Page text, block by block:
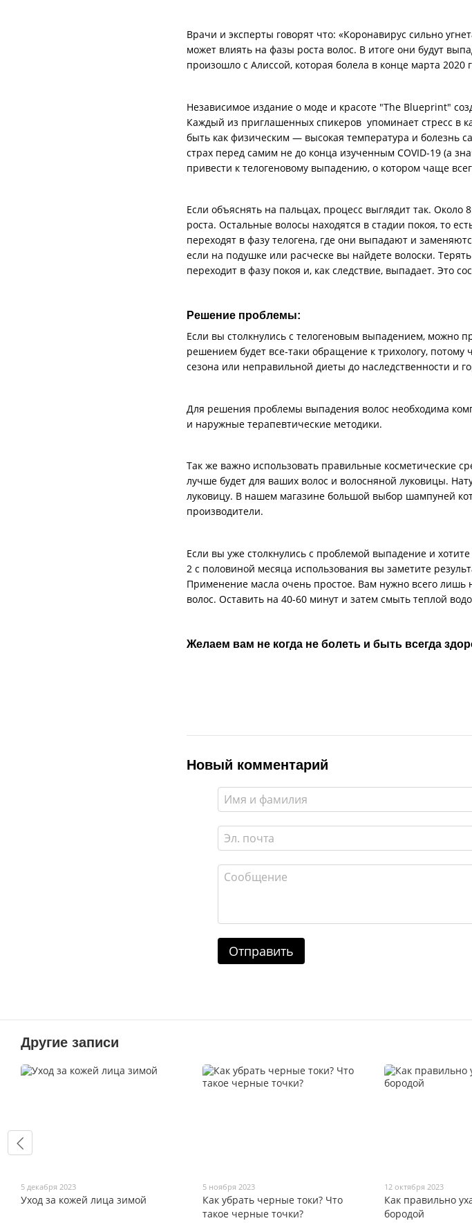
Врачи и эксперты говорят что: «Коронавирус сильно
может влиять на фазы роста волос. В итоге они будут
произошло с Алиссой, которая болела в конце марта 2020
Независимое издание о моде и красоте "The Blueprint"
Каждый из приглашенных спикеров упоминает стресс в
быть как физическим — высокая температура и болезнь
страх перед самим не до конца изученным COVID-19 (а
привести к телогеновому выпадению, о котором чаще
Если объяснять на пальцах, процесс выглядит так. Около
роста. Остальные волосы находятся в стадии покоя, то
переходят в фазу телогена, где они выпадают и
если на подушке или расческе вы найдете волоски.
переходит в фазу покоя и, как следствие, выпадает. Это
Решение проблемы:
Если вы столкнулись с телогеновым выпадением, можно
решением будет все-таки обращение к трихологу,
сезона или неправильной диеты до наследственности и
Для решения проблемы выпадения волос необходима
и наружные терапевтические методики.
Так же важно использовать правильные косметические
лучше будет для ваших волос и волосняной луковицы.
луковицу. В нашем магазине большой выбор шампуней
производители.
Если вы уже столкнулись с проблемой выпадение и
2 с половиной месяца использования вы заметите
Применение масла очень простое. Вам нужно всего лишь
волос. Оставить на 40-60 минут и затем смыть теплой
Желаем вам не когда не болеть и быть всегда
Новый комментарий
Отправить
Другие записи
5 декабря 2023
Уход за кожей лица зимой
5 ноября 2023
Как убрать черные токи? Что
такое черные точки?
12 октября 2023
Как правильно
бородой